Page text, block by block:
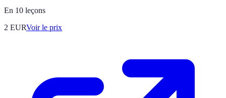
En 10 leçons
2 EURVoir le prix